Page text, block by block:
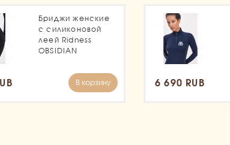
Бриджи женские
с силиконовой
леей Ridness
OBSIDIAN
В корзину 6 690 RUB